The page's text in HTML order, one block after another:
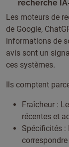
recherche
Les moteurs de
de Google,
informations de
avis sont un
ces systèmes.
Ils comptent
Fraîcheur :
récentes et
Spécificités :